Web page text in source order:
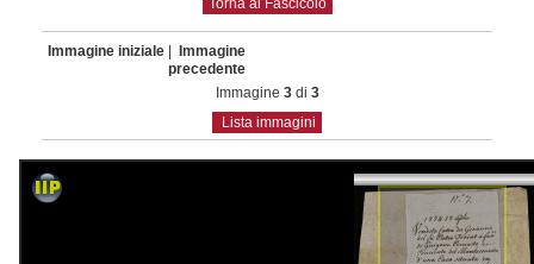
Torna al Fascicolo
Immagine iniziale
Immagine
precedente
Immagine 3di 3
Lista immagini